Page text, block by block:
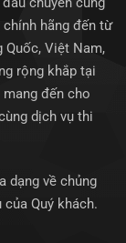
hãng đến từ
Quốc, Việt Nam,
rộng khắp tại
đến cho
dịch vụ thi
dạng về chủng
Quý khách.